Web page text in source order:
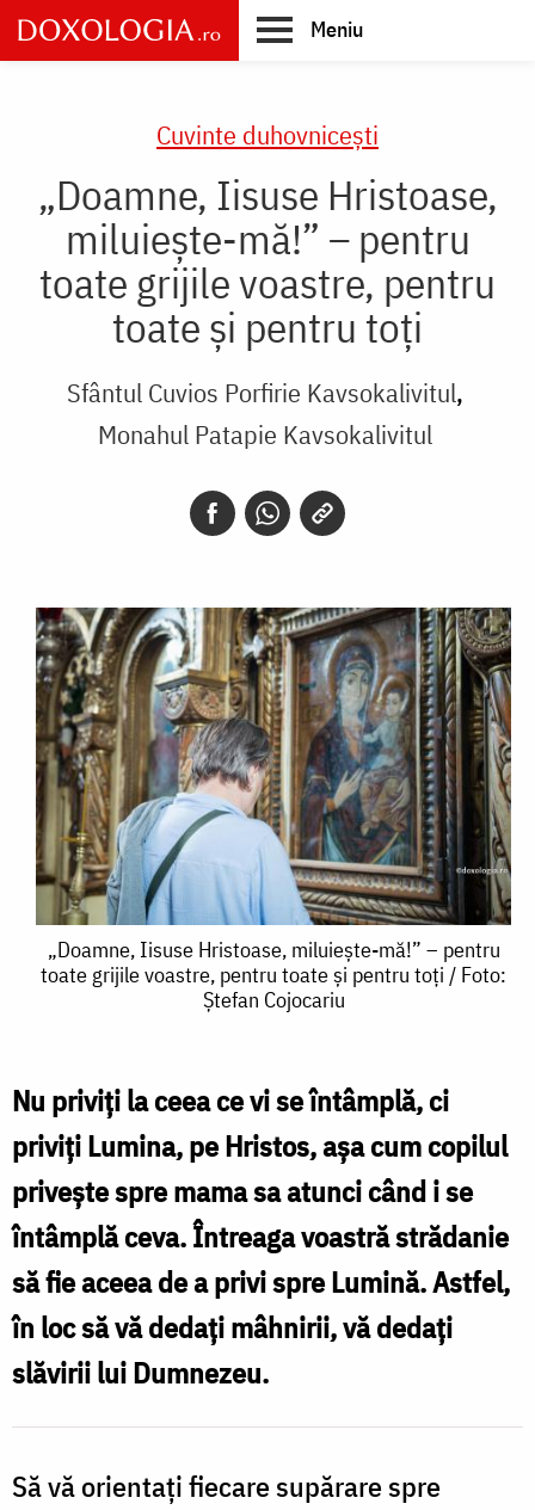
Skip
to
main
Meniu
Cuvinte duhovnicești
„Doamne, Iisuse Hristoase,
miluiește-mă!” – pentru
toate grijile voastre, pentru
toate și pentru toți
Sfântul Cuvios Porfirie Kavsokalivitul
Monahul Patapie Kavsokalivitul
„Doamne,
Iisuse
mă!”
–
pentru
toate
grijile
voastre,
pentru
pentru
„Doamne, Iisuse Hristoase, miluiește-mă!” – pentru
toate grijile voastre, pentru toate și pentru toți / Foto:
Ștefan Cojocariu
Nu priviți la ceea ce vi se întâmplă, ci
priviți Lumina, pe Hristos, așa cum copilul
privește spre mama sa atunci când i se
întâmplă ceva. Întreaga voastră strădanie
să fie aceea de a privi spre Lumină. Astfel,
în loc să vă dedați mâhnirii, vă dedați
slăvirii lui Dumnezeu.
Să vă orientați fiecare supărare spre